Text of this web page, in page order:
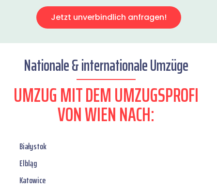
Jetzt unverbindlich anfragen!
Nationale & internationale Umzüge
UMZUG MIT DEM UMZUGSPROFI
VON WIEN NACH:
Białystok
Elbląg
Katowice